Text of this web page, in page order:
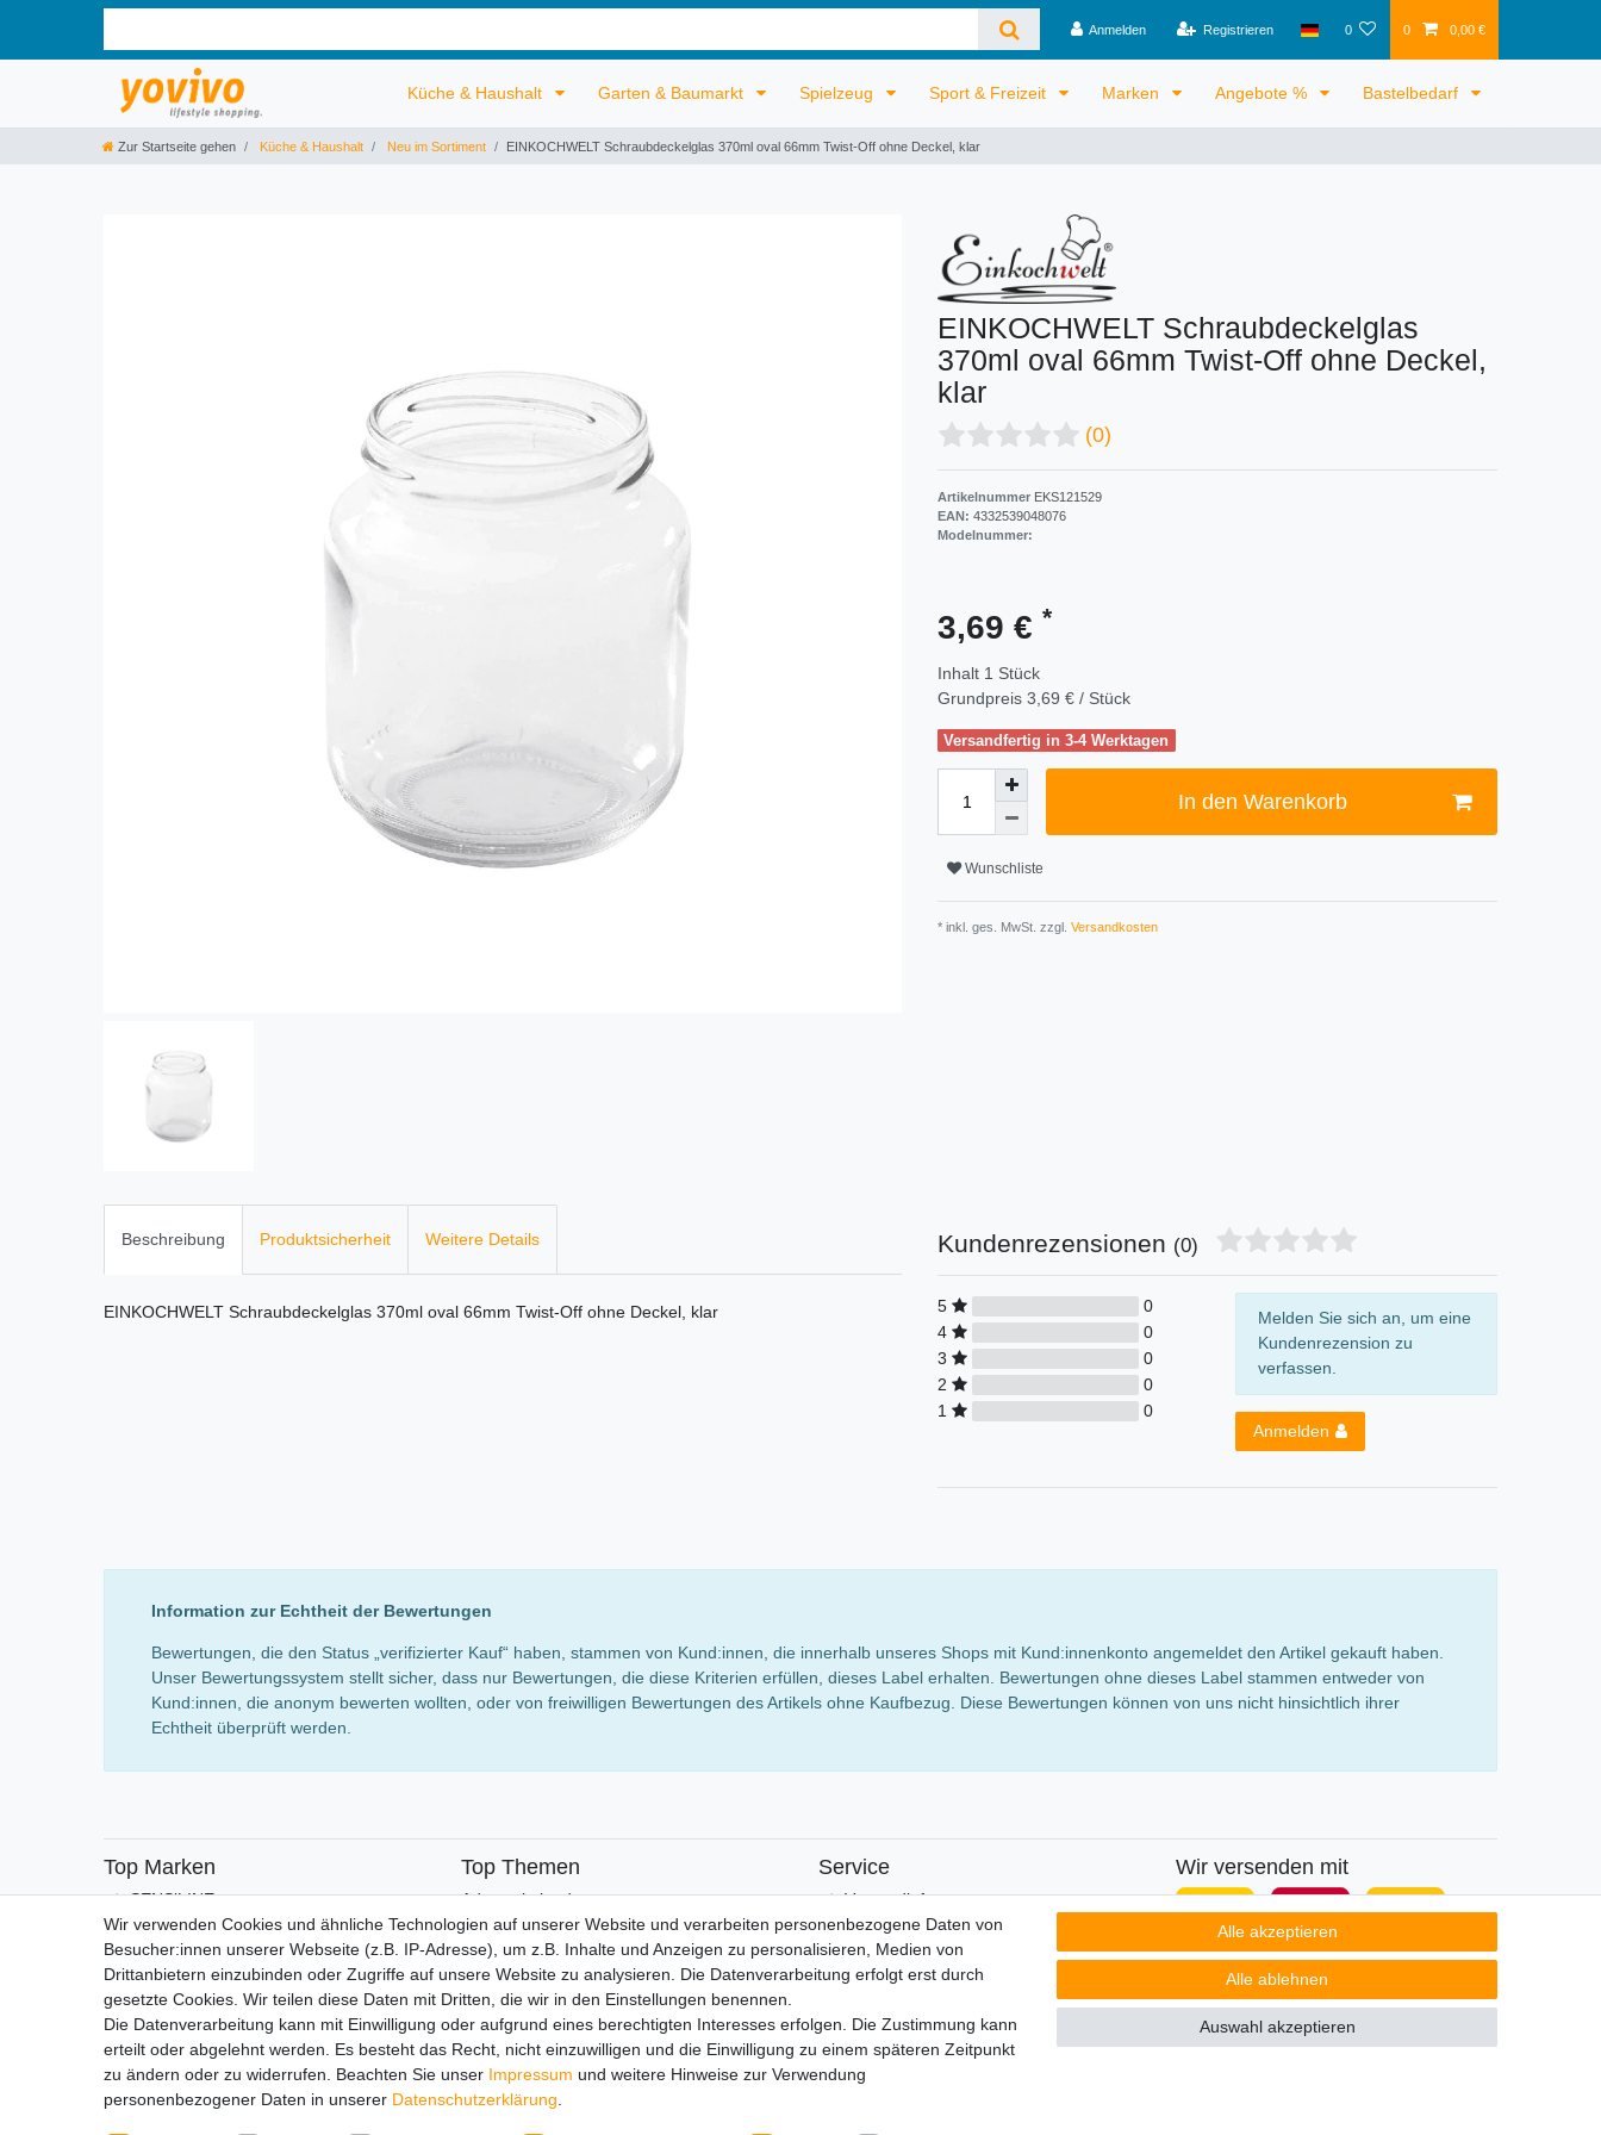
Anmelden Registrieren 0 0 0,00 €
Küche & Haushalt Garten & Baumarkt Spielzeug Sport & Freizeit Marken Angebote % Bastelbedarf
Zur Startseite gehen Küche & Haushalt Neu im Sortiment EINKOCHWELT Schraubdeckelglas 370ml oval 66mm Twist-Off ohne Deckel, klar
EINKOCHWELT Schraubdeckelglas
370ml oval 66mm Twist-Off ohne Deckel,
klar
(0)
Artikelnummer EKS121529
EAN: 4332539048076
Modelnummer:
3,69 € *
Inhalt 1 Stück
Grundpreis 3,69 € / Stück
Versandfertig in 3-4 Werktagen
In den Warenkorb
Wunschliste
* inkl. ges. MwSt. zzgl. Versandkosten
Beschreibung Produktsicherheit Weitere Details
EINKOCHWELT Schraubdeckelglas 370ml oval 66mm Twist-Off ohne Deckel, klar
Kundenrezensionen (0)
5
0
4
0
3
0
2
0
1
0
Melden Sie sich an, um eine
Kundenrezension zu
verfassen.
Anmelden
Information zur Echtheit der Bewertungen
Bewertungen, die den Status „verifizierter Kauf“ haben, stammen von Kund:innen, die innerhalb unseres Shops mit Kund:innenkonto angemeldet den Artikel gekauft haben.
Unser Bewertungssystem stellt sicher, dass nur Bewertungen, die diese Kriterien erfüllen, dieses Label erhalten. Bewertungen ohne dieses Label stammen entweder von
Kund:innen, die anonym bewerten wollten, oder von freiwilligen Bewertungen des Artikels ohne Kaufbezug. Diese Bewertungen können von uns nicht hinsichtlich ihrer
Echtheit überprüft werden.
Top Marken
SENSiLINE
Top Themen
Adventskalender
Service
Versandinfos
FAQ
Ersatzteile
Registrieren
Wir versenden mit
Impressum Daten­schutz­erklärung AGB Barrierefreiheitserklärung Widerrufs­recht
Wir verwenden Cookies und ähnliche Technologien auf unserer Website und verarbeiten personenbezogene Daten von
Besucher:innen unserer Webseite (z.B. IP-Adresse), um z.B. Inhalte und Anzeigen zu personalisieren, Medien von
Drittanbietern einzubinden oder Zugriffe auf unsere Website zu analysieren. Die Datenverarbeitung erfolgt erst durch
gesetzte Cookies. Wir teilen diese Daten mit Dritten, die wir in den Einstellungen benennen.
Die Datenverarbeitung kann mit Einwilligung oder aufgrund eines berechtigten Interesses erfolgen. Die Zustimmung kann
erteilt oder abgelehnt werden. Es besteht das Recht, nicht einzuwilligen und die Einwilligung zu einem späteren Zeitpunkt
zu ändern oder zu widerrufen. Beachten Sie unser Impressum und weitere Hinweise zur Verwendung
personenbezogener Daten in unserer Daten­schutz­erklärung
Alle akzeptieren
Alle ablehnen
Auswahl akzeptieren